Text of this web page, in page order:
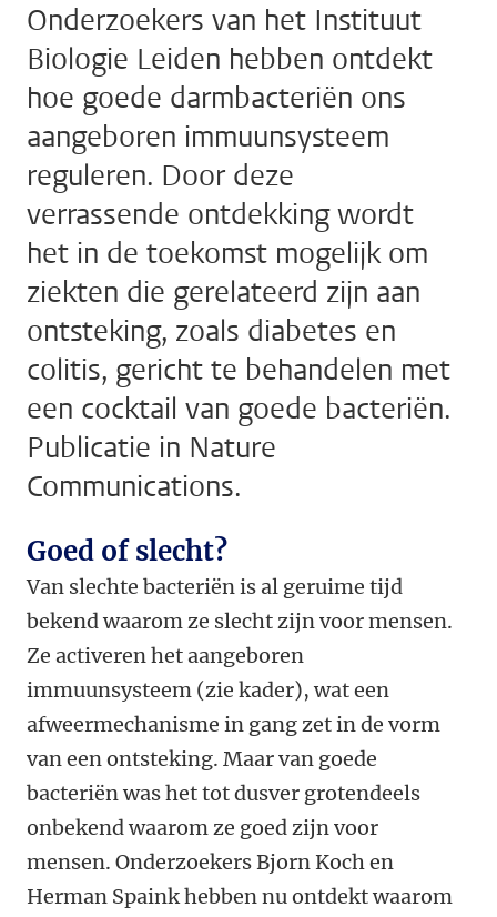
Onderzoekers van het Instituut
Biologie Leiden hebben ontdekt
hoe goede darmbacteriën ons
aangeboren immuunsysteem
reguleren. Door deze
verrassende ontdekking wordt
het in de toekomst mogelijk om
ziekten die gerelateerd zijn aan
ontsteking, zoals diabetes en
colitis, gericht te behandelen met
een cocktail van goede bacteriën.
Publicatie in Nature
Communications.
Goed of slecht?
Van slechte bacteriën is al geruime tijd
bekend waarom ze slecht zijn voor mensen.
Ze activeren het aangeboren
immuunsysteem (zie kader), wat een
afweermechanisme in gang zet in de vorm
van een ontsteking. Maar van goede
bacteriën was het tot dusver grotendeels
onbekend waarom ze goed zijn voor
mensen. Onderzoekers Bjorn Koch en
Herman Spaink hebben nu ontdekt waarom